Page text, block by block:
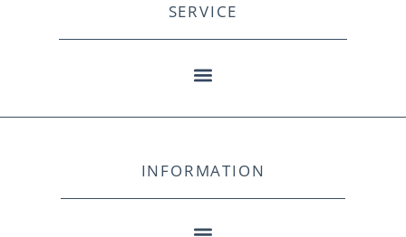
SERVICE
INFORMATION